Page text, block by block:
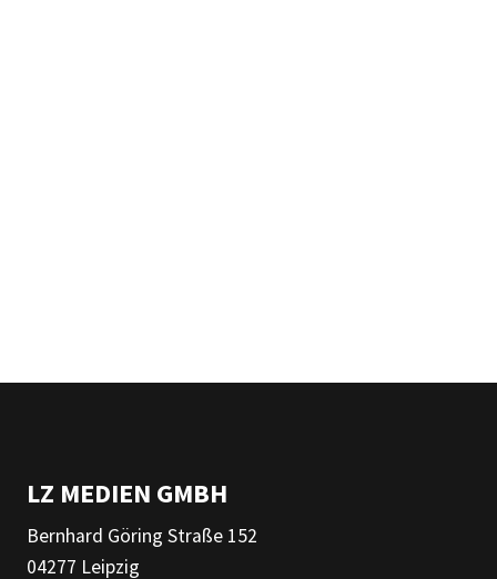
LZ MEDIEN GMBH
Bernhard Göring Straße 152
04277 Leipzig